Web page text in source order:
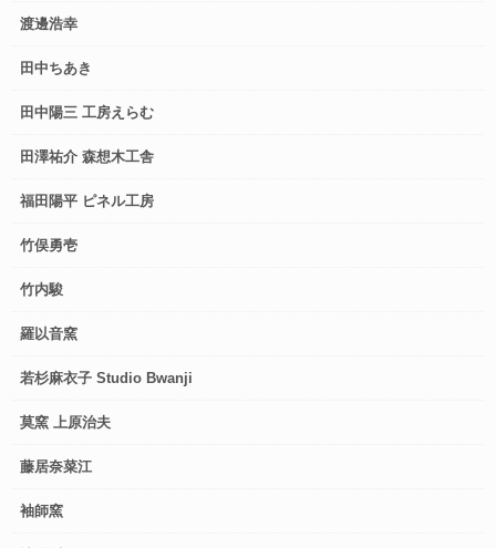
渡邊浩幸
田中ちあき
田中陽三 工房えらむ
田澤祐介 森想木工舎
福田陽平 ピネル工房
竹俣勇壱
竹内駿
羅以音窯
若杉麻衣子 Studio Bwanji
莫窯 上原治夫
藤居奈菜江
袖師窯